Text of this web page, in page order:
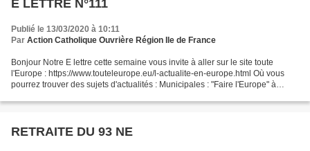
E LETTRE N°111
Publié le 13/03/2020 à 10:11
Par Action Catholique Ouvrière Région Ile de France
Bonjour Notre E lettre cette semaine vous invite à aller sur le site toute
l'Europe : https://www.touteleurope.eu/l-actualite-en-europe.html Où vous
pourrez trouver des sujets d'actualités : Municipales : "Faire l'Europe" à
RETRAITE DU 93 NE